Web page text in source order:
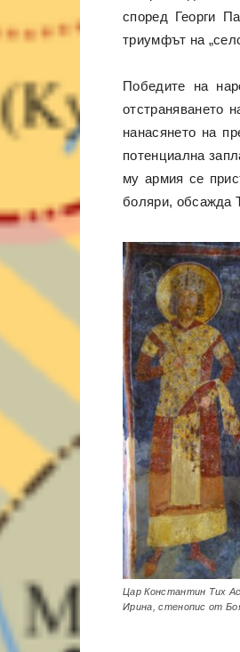
според Георги
триумфът на
Победите на
отстраняването
нанасянето на
потенциална
му армия се
боляри, обсажда
Цар Константин Тих
Ирина, стенопис от